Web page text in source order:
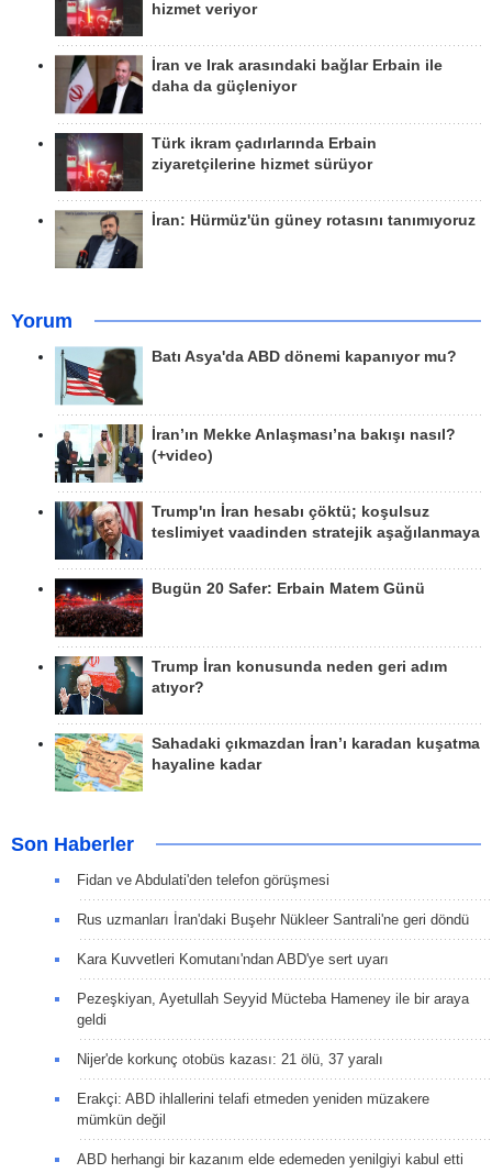
hizmet veriyor
İran ve Irak arasındaki bağlar Erbain ile
daha da güçleniyor
Türk ikram çadırlarında Erbain
ziyaretçilerine hizmet sürüyor
İran: Hürmüz'ün güney rotasını tanımıyoruz
Yorum
Batı Asya'da ABD dönemi kapanıyor mu?
İran’ın Mekke Anlaşması’na bakışı nasıl?
(+video)
Trump'ın İran hesabı çöktü; koşulsuz
teslimiyet vaadinden stratejik aşağılanmaya
Bugün 20 Safer: Erbain Matem Günü
Trump İran konusunda neden geri adım
atıyor?
Sahadaki çıkmazdan İran’ı karadan kuşatma
hayaline kadar
Son Haberler
Fidan ve Abdulati'den telefon görüşmesi
Rus uzmanları İran'daki Buşehr Nükleer Santrali'ne geri döndü
Kara Kuvvetleri Komutanı'ndan ABD'ye sert uyarı
Pezeşkiyan, Ayetullah Seyyid Mücteba Hameney ile bir araya
geldi
Nijer'de korkunç otobüs kazası: 21 ölü, 37 yaralı
Erakçi: ABD ihlallerini telafi etmeden yeniden müzakere
mümkün değil
ABD herhangi bir kazanım elde edemeden yenilgiyi kabul etti